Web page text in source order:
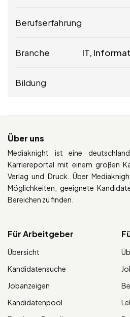
Berufserfahrung
Branche IT,
Bildung
Über uns
Mediaknight ist eine
Karriereportal mit einem großen
Verlag und Druck. Über
Möglichkeiten, geeignete
Bereichen zu finden.
Für Arbeitgeber
Übersicht
Kandidatensuche
Jobanzeigen
Kandidatenpool